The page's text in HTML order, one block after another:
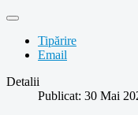
Tipărire
Email
Detalii
Publicat: 30 Mai